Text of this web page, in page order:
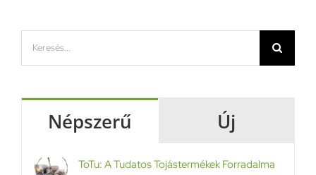
Népszerű Új
ToTu: A Tudatos Tojástermékek Forradalma